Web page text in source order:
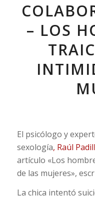
– LOS
El psicólogo y
sexología, Raúl
artículo «Los
de las mujeres»,
La chica intentó